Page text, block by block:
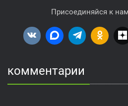
Присоединяйся к
комментарии